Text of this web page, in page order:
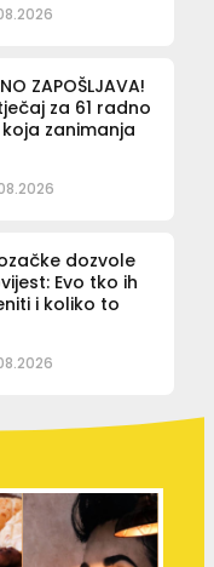
ZAPOŠLJAVA!
za 61 radno
zanimanja
dozvole
Evo tko ih
i koliko to